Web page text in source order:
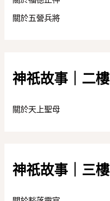
關於五營兵將
神祇故事｜二樓
關於天上聖母
神祇故事｜三樓